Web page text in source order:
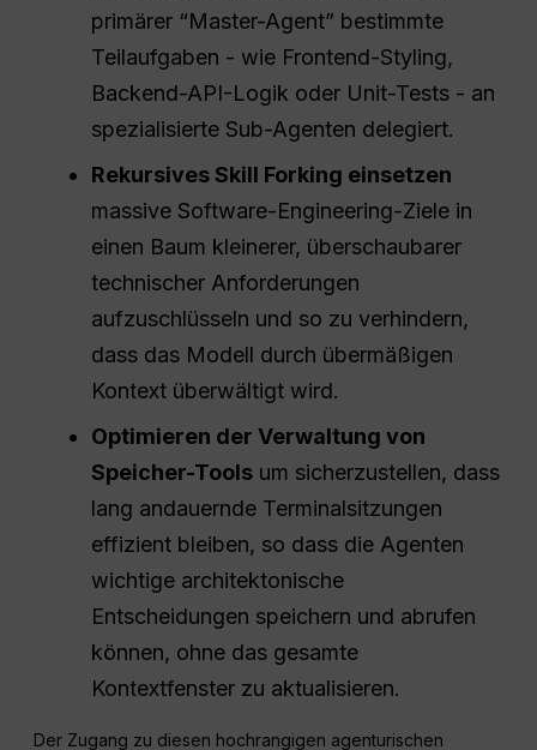
primärer “Master-Agent” bestimmte
Teilaufgaben - wie Frontend-Styling,
Backend-API-Logik oder Unit-Tests - an
spezialisierte Sub-Agenten delegiert.
Rekursives Skill Forking einsetzen
massive Software-Engineering-Ziele in
einen Baum kleinerer, überschaubarer
technischer Anforderungen
aufzuschlüsseln und so zu verhindern,
dass das Modell durch übermäßigen
Kontext überwältigt wird.
Optimieren der Verwaltung von
Speicher-Tools um sicherzustellen, dass
lang andauernde Terminalsitzungen
effizient bleiben, so dass die Agenten
wichtige architektonische
Entscheidungen speichern und abrufen
können, ohne das gesamte
Kontextfenster zu aktualisieren.
Der Zugang zu diesen hochrangigen agenturischen